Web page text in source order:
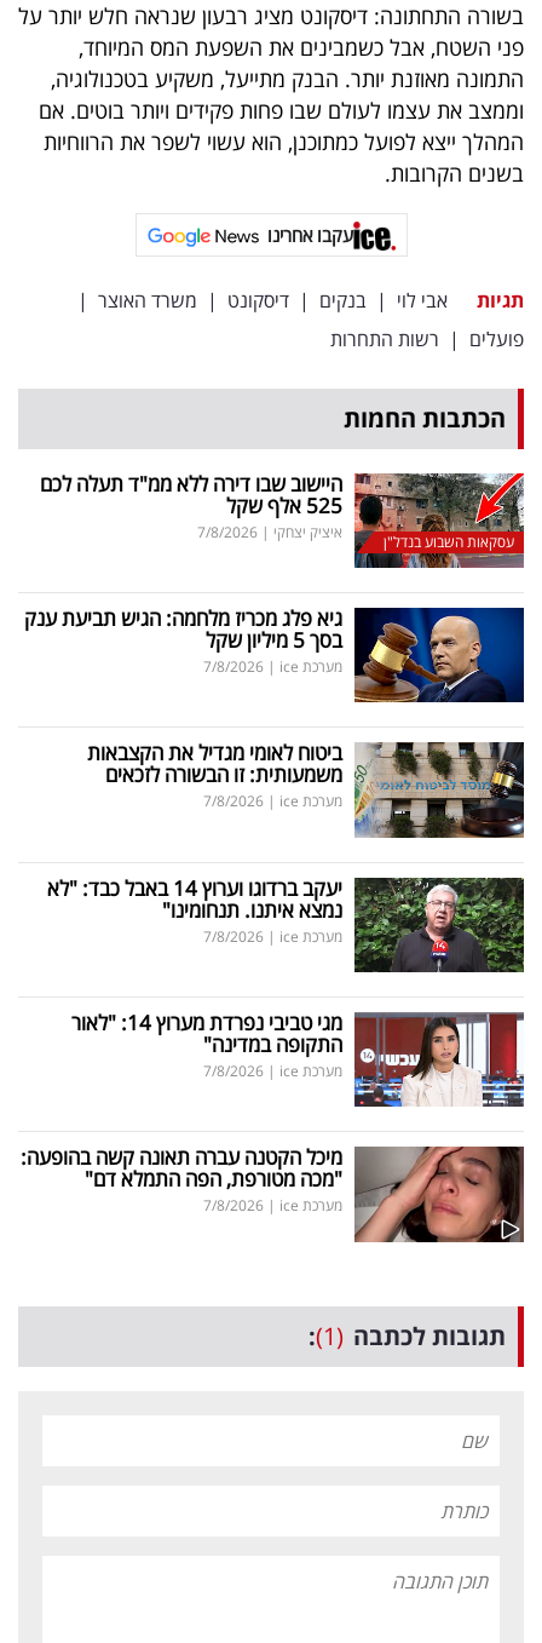
בשורה התחתונה: דיסקונט מציג רבעון שנראה חלש יותר על
פני השטח, אבל כשמבינים את השפעת המס המיוחד,
התמונה מאוזנת יותר. הבנק מתייעל, משקיע בטכנולוגיה,
וממצב את עצמו לעולם שבו פחות פקידים ויותר בוטים. אם
המהלך ייצא לפועל כמתוכנן, הוא עשוי לשפר את הרווחיות
בשנים הקרובות.
עקבו אחרינו
תגיות אבי לוי | בנקים | דיסקונט | משרד האוצר |
פועלים | רשות התחרות
הכתבות החמות
עסקאות השבוע בנדל"ן
היישוב שבו דירה ללא ממ"ד תעלה לכם
525 אלף שקל
איציק יצחקי |
7/8/2026
גיא פלג מכריז מלחמה: הגיש תביעת ענק
בסך 5 מיליון שקל
מערכת ice |
7/8/2026
ביטוח לאומי מגדיל את הקצבאות
משמעותית: זו הבשורה לזכאים
מערכת ice |
7/8/2026
יעקב ברדוגו וערוץ 14 באבל כבד: "לא
נמצא איתנו. תנחומינו"
מערכת ice |
7/8/2026
מגי טביבי נפרדת מערוץ 14: "לאור
התקופה במדינה"
מערכת ice |
7/8/2026
מיכל הקטנה עברה תאונה קשה בהופעה:
"מכה מטורפת, הפה התמלא דם"
מערכת ice |
7/8/2026
תגובות לכתבה (1)
: